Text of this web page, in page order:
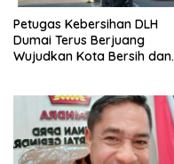
Petugas Kebersihan DLH
Dumai Terus Berjuang
Wujudkan Kota Bersih dan